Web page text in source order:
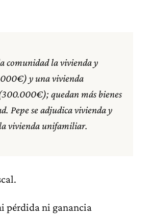
comunidad la vivienda y
y una vivienda
quedan más bienes
Pepe se adjudica vivienda y
vivienda unifamiliar.
pérdida ni ganancia